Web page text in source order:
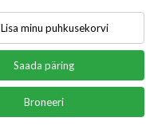
Lisa minu puhkusekorvi
Saada päring
Broneeri